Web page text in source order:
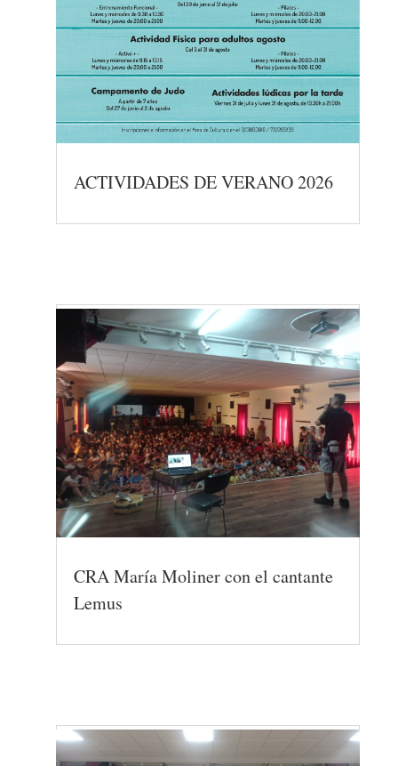
ACTIVIDADES DE VERANO 2026
CRA María Moliner con el cantante
Lemus